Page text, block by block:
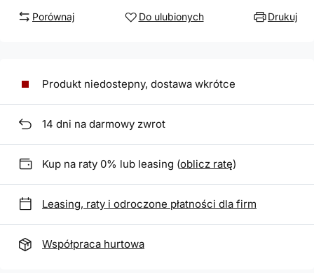
Porównaj Do ulubionych Drukuj
Produkt niedostepny, dostawa wkrótce
14 dni na darmowy zwrot
Kup na raty 0% lub leasing (oblicz ratę)
Leasing, raty i odroczone płatności dla firm
Współpraca hurtowa